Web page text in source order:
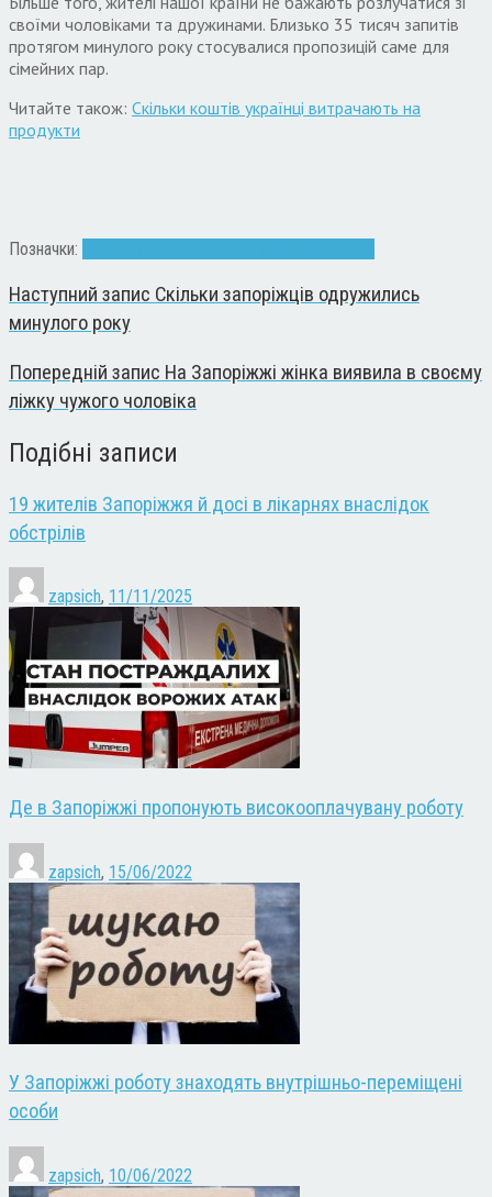
своїми чоловіками та дружинами. Близько 35 тисяч запитів
протягом минулого року стосувалися пропозицій саме для
сімейних пар.
Читайте також: Скільки коштів українці витрачають на
продукти
Позначки:
Наступний запис Скільки запоріжців одружились
минулого року
Попередній запис На Запоріжжі жінка виявила в своєму
ліжку чужого чоловіка
Подібні записи
19 жителів Запоріжжя й досі в лікарнях внаслідок
обстрілів
zapsich, 11/11/2025
Де в Запоріжжі пропонують високооплачувану роботу
zapsich, 15/06/2022
У Запоріжжі роботу знаходять внутрішньо-переміщені
особи
zapsich, 10/06/2022